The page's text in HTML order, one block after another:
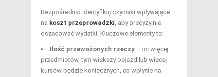
Bezpośrednio identyfikuj czynniki wpływające
na koszt przeprowadzki, aby precyzyjnie
oszacować wydatki. Kluczowe elementy to:
Ilość przewożonych rzeczy – im więcej
przedmiotów, tym większy pojazd lub więcej
kursów będzie koniecznych, co wpłynie na